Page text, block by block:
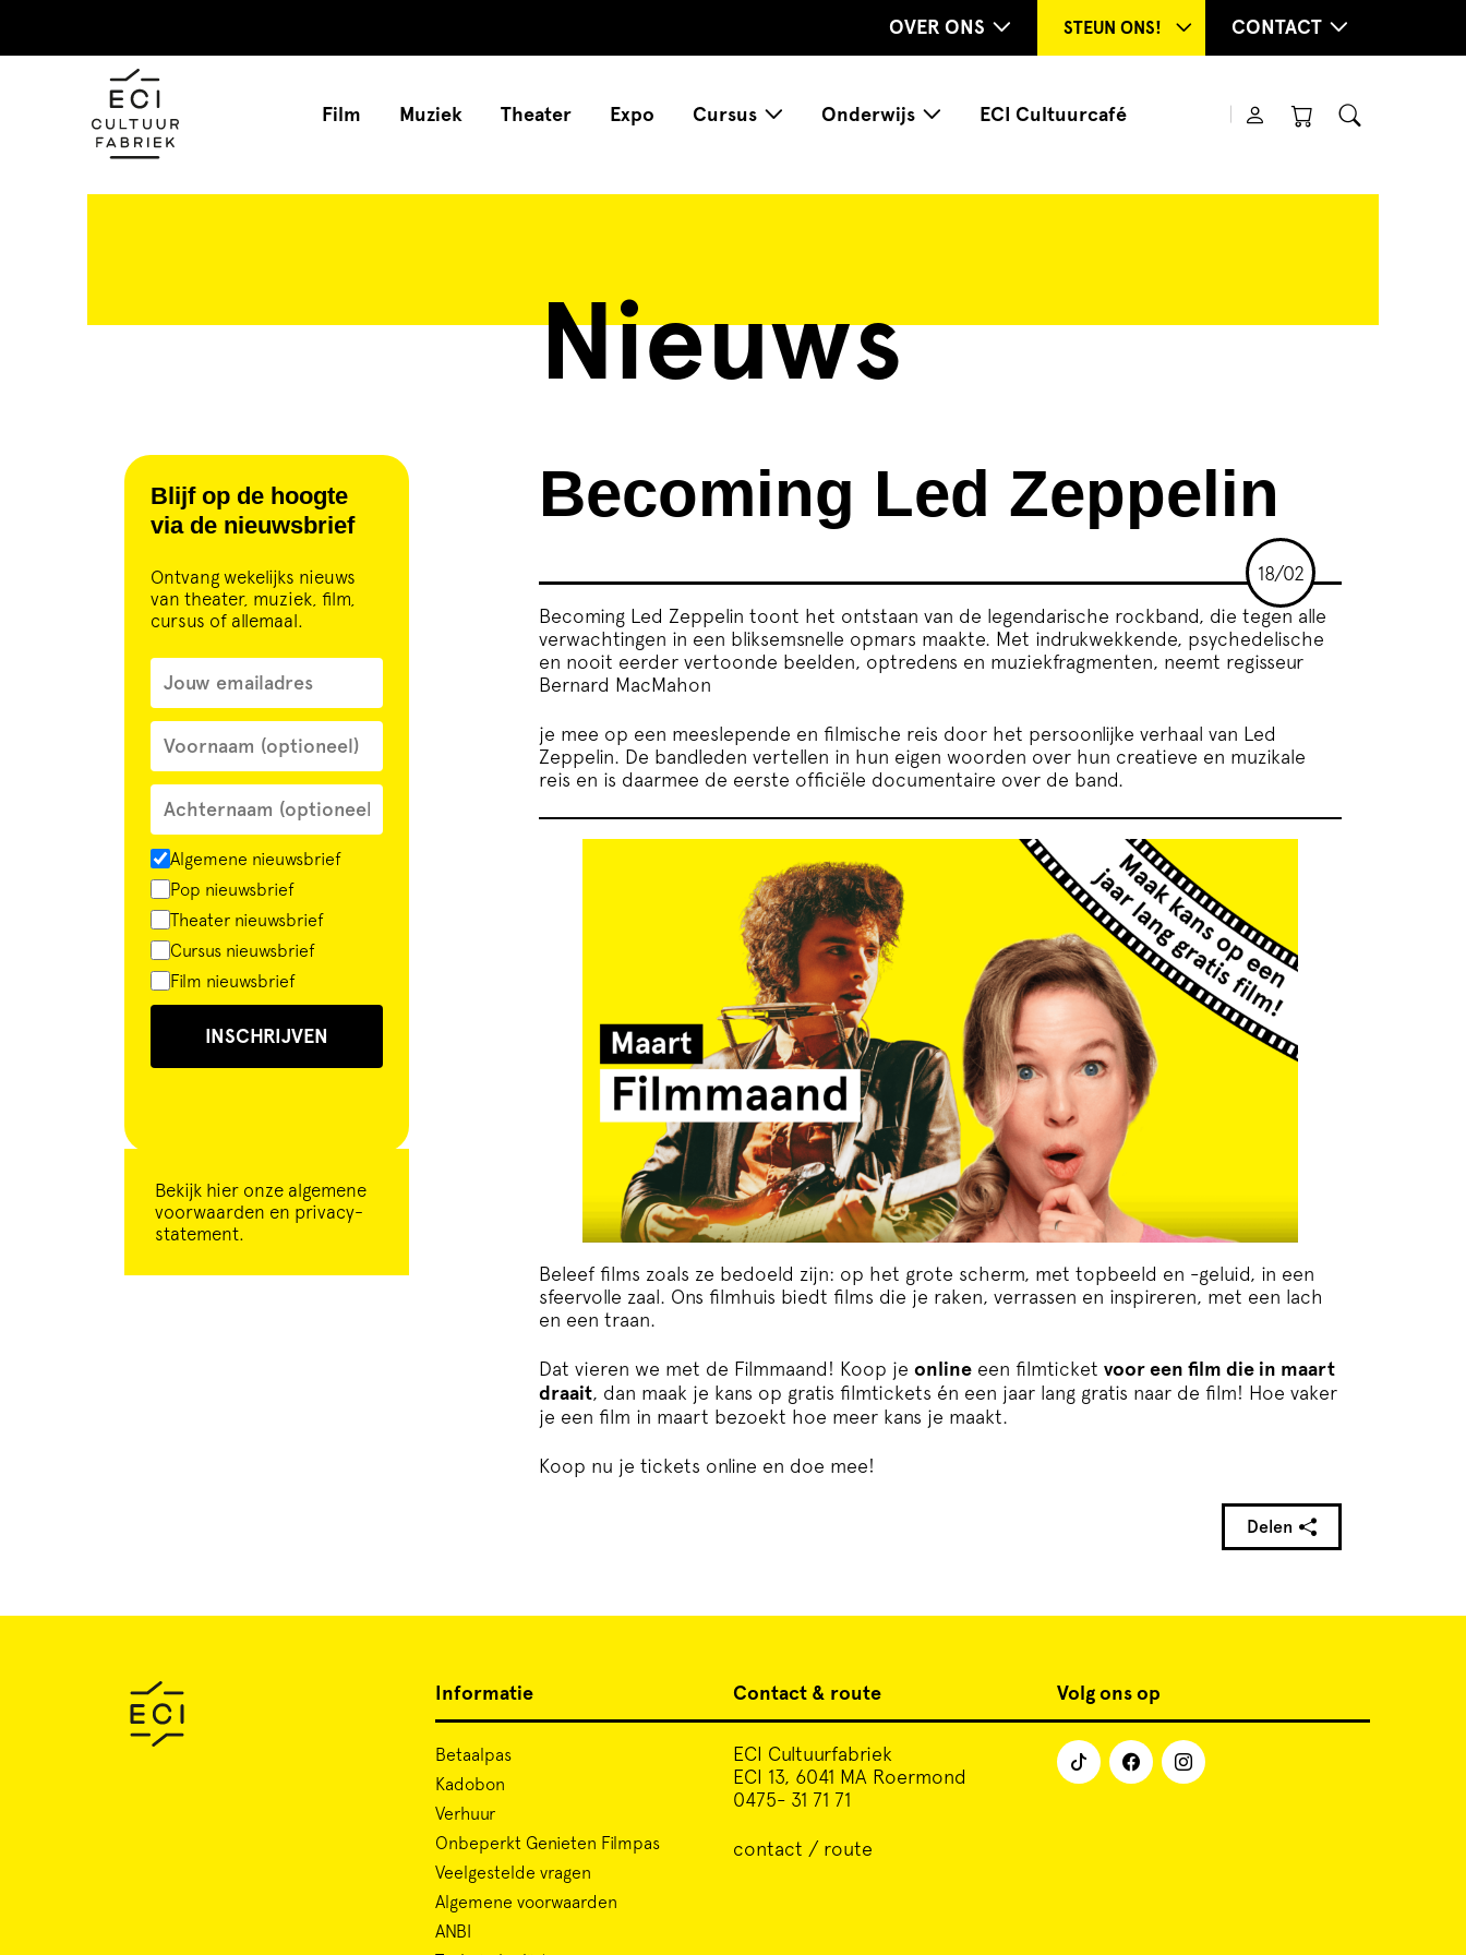
OVER ONS STEUN ONS! CONTACT
Film Muziek Theater Expo Cursus Onderwijs ECI Cultuurcafé
Nieuws
Blijf op de hoogte
via de nieuwsbrief
Ontvang wekelijks nieuws
van theater, muziek, film,
cursus of allemaal.
Algemene nieuwsbrief
Pop nieuwsbrief
Theater nieuwsbrief
Cursus nieuwsbrief
Film nieuwsbrief
INSCHRIJVEN
Bekijk hier onze algemene
voorwaarden en privacy-
statement.
Becoming Led Zeppelin
18/02
Becoming Led Zeppelin toont het ontstaan van de legendarische rockband, die tegen alle
verwachtingen in een bliksemsnelle opmars maakte. Met indrukwekkende, psychedelische
en nooit eerder vertoonde beelden, optredens en muziekfragmenten, neemt regisseur
Bernard MacMahon
je mee op een meeslepende en filmische reis door het persoonlijke verhaal van Led
Zeppelin. De bandleden vertellen in hun eigen woorden over hun creatieve en muzikale
reis en is daarmee de eerste officiële documentaire over de band.
Beleef films zoals ze bedoeld zijn: op het grote scherm, met topbeeld en -geluid, in een
sfeervolle zaal. Ons filmhuis biedt films die je raken, verrassen en inspireren, met een lach
en een traan.
Dat vieren we met de Filmmaand! Koop je online een filmticket voor een film die in maart
draait, dan maak je kans op gratis filmtickets én een jaar lang gratis naar de film! Hoe vaker
je een film in maart bezoekt hoe meer kans je maakt.
Koop nu je tickets online en doe mee!
Delen
Informatie
Betaalpas
Kadobon
Verhuur
Onbeperkt Genieten Filmpas
Veelgestelde vragen
Algemene voorwaarden
ANBI
Contact & route
ECI Cultuurfabriek
ECI 13, 6041 MA Roermond
0475- 31 71 71
contact / route
Volg ons op